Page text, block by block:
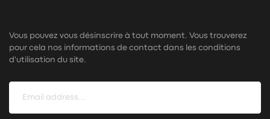
Vous pouvez vous désinscrire à tout moment. Vous trouverez
pour cela nos informations de contact dans les conditions
d'utilisation du site.